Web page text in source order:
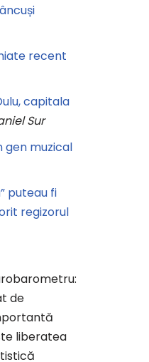
recent
capitala
Sur
gen muzical
puteau fi
regizorul
de
liberatea